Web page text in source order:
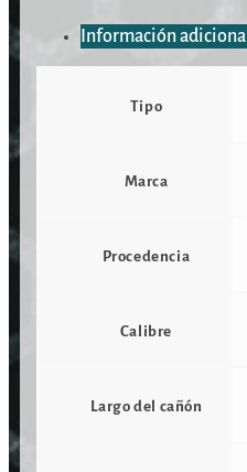
Información
Tipo
Marca
Procedencia
Calibre
Largo del cañón